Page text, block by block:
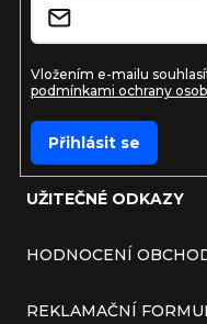
UŽITEČNÉ ODKAZY
HODNOCENÍ
REKLAMAČNÍ
Vložením e-mailu
podmínkami ochrany
Přihlásit se